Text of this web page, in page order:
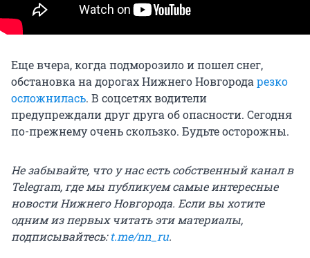
Еще вчера, когда подморозило и пошел снег,
обстановка на дорогах Нижнего Новгородарезко
осложнилась. В соцсетях водители
предупреждали друг друга об опасности. Сегодня
по-прежнему очень скользко. Будьте осторожны.
Не забывайте, что у нас есть собственный канал в
Telegram, где мы публикуем самые интересные
новости Нижнего Новгорода. Если вы хотите
одним из первых читать эти материалы,
подписывайтесь:t.me/nn_ru.